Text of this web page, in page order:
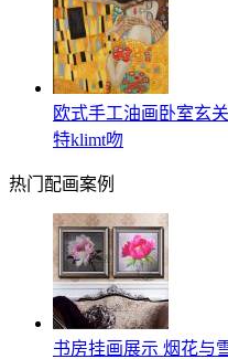
欧式手工油画卧室玄
特klimt吻
热门配画案例
书房挂画展示 烟花与